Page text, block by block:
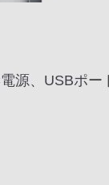
源、USBポー